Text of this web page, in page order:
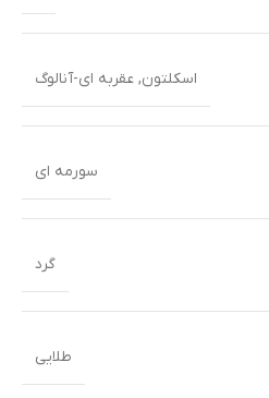
اسکلتون, عقربه ای-آنالوگ
سورمه ای
گرد
طلایی